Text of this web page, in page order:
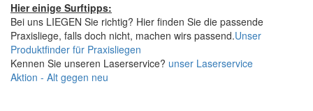
Hier einige Surftipps:
Bei uns LIEGEN Sie richtig? Hier finden Sie die passende
Praxisliege, falls doch nicht, machen wirs passend.Unser
Produktfinder für Praxisliegen
Kennen Sie unseren Laserservice? unser Laserservice
Aktion - Alt gegen neu